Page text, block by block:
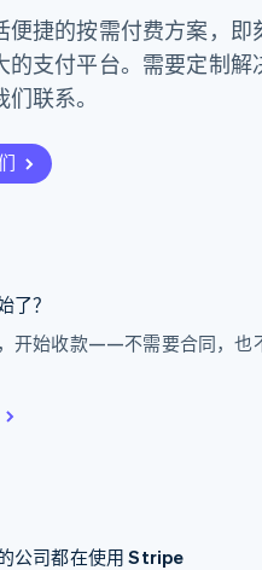
便捷的按需付费方案，
的支付平台。需要定制解
联系。
了？
开始收款——不需要合同，也
公司都在使用 Stripe
English
FrançaisItaliano
克
尼亚